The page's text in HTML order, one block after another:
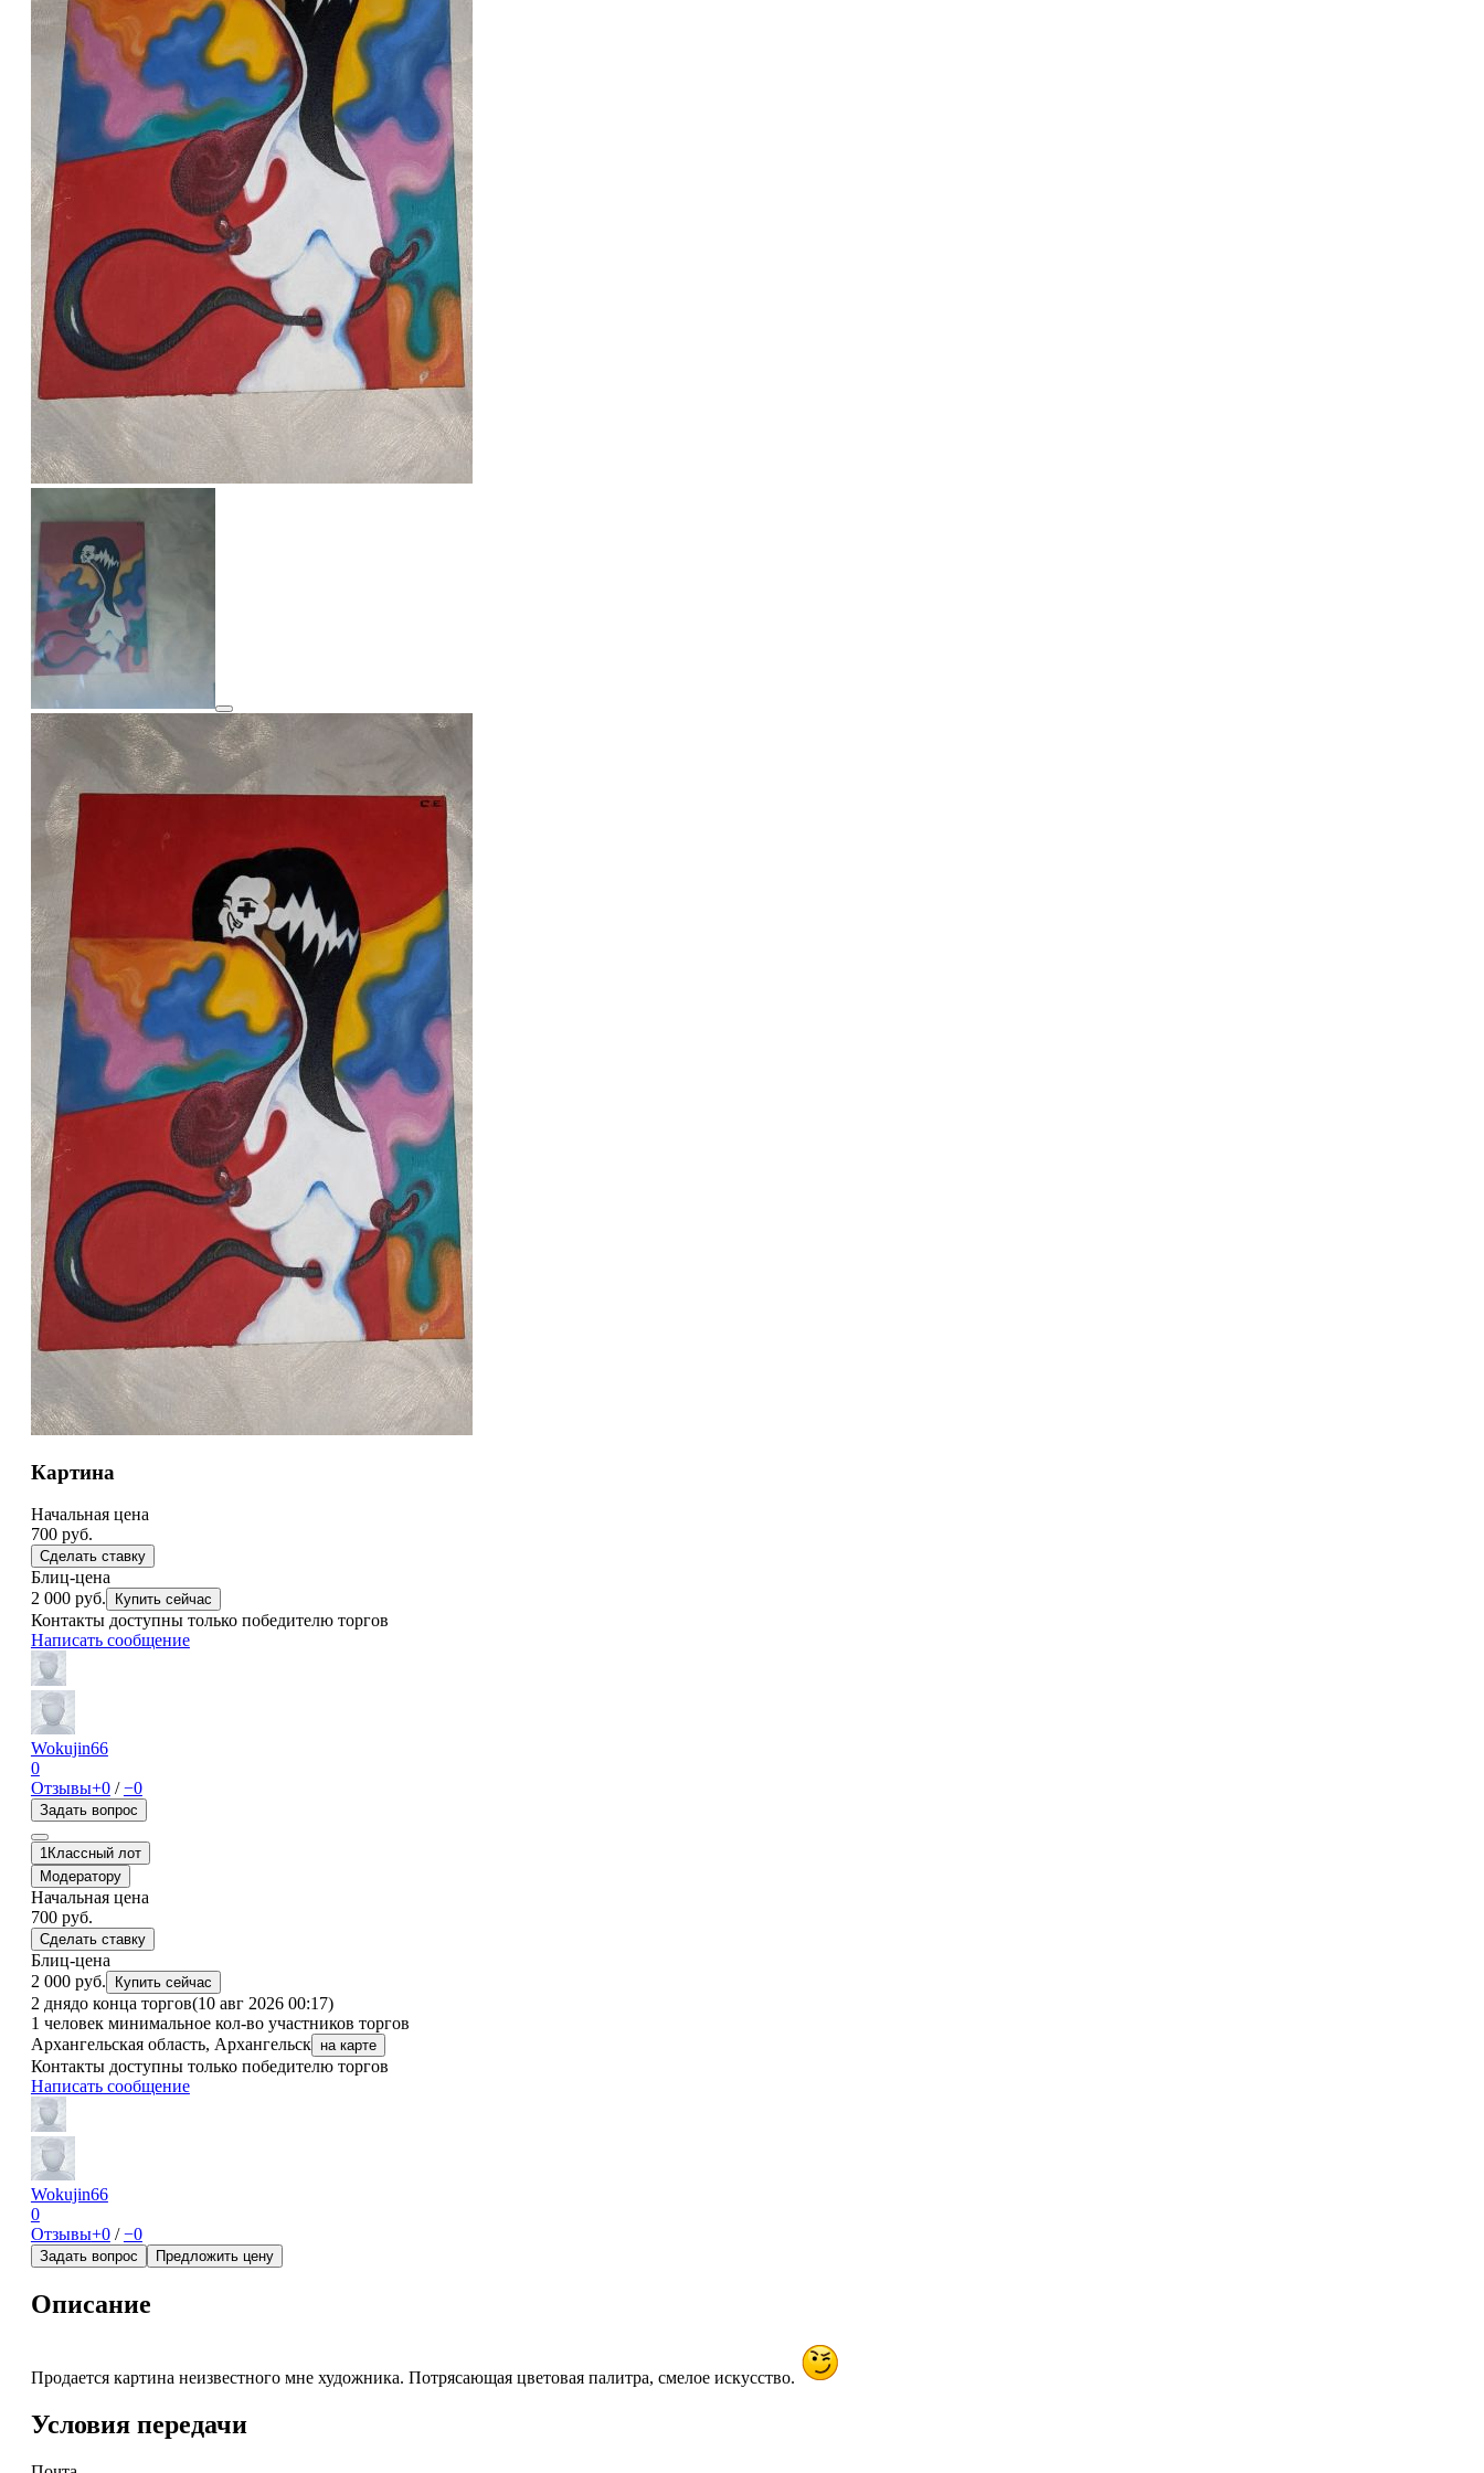
Картина
Начальная цена
700 руб.
Сделать ставку
Блиц-цена
2 000 руб.
Купить сейчас
Контакты доступны только победителю торгов
Написать сообщение
Wokujin66
0
Отзывы+0/−0
Задать вопрос
1Классный лот
Модератору
Начальная цена
700 руб.
Сделать ставку
Блиц-цена
2 000 руб.
Купить сейчас
2 днядо конца торгов(10 авг 2026 00:17)
1 человекминимальное кол-во участников торгов
Архангельская область, Архангельск
на карте
Контакты доступны только победителю торгов
Написать сообщение
Wokujin66
0
Отзывы+0/−0
Задать вопрос Предложить цену
Описание
Продается картина неизвестного мне художника. Потрясающая цветовая палитра, смелое искусство.
Условия передачи